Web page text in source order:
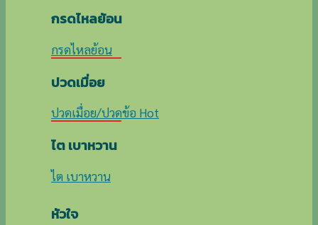
กรดไหลย้อน
กรดไหลย้อน
ปวดเมื่อย
ปวดเมื่อย/ปวดข้อ
ไต เบาหวาน
ไต เบาหวาน
หัวใจ